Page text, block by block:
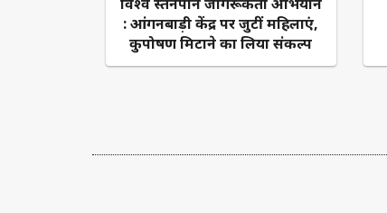
: आंगनबाड़ी केंद्र पर जुटीं महिलाएं,
कुपोषण मिटाने का लिया संकल्प